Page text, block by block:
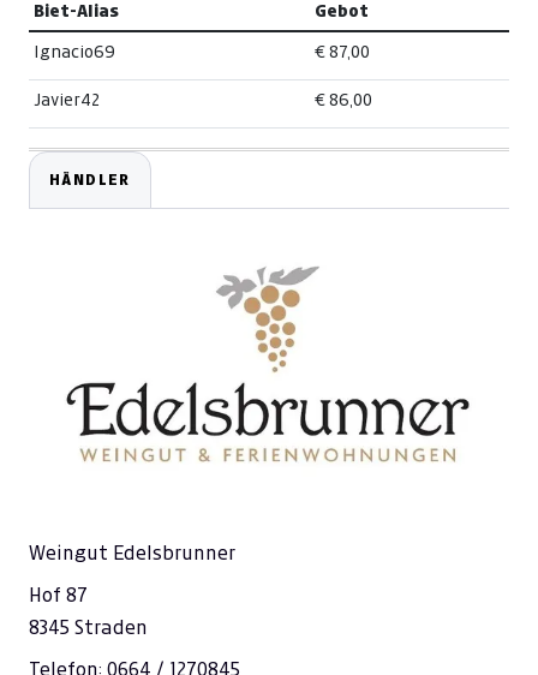
Biet-Alias Gebot
Ignacio69 € 87,00
Javier42 € 86,00
HÄNDLER
Weingut Edelsbrunner
Hof 87
8345 Straden
Telefon: 0664 / 1270845